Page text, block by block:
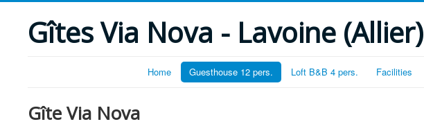
Gîtes Via Nova - Lavoine (Allier)
Home Guesthouse 12 pers. Loft B&B 4 pers. Facilities
Gîte Via Nova